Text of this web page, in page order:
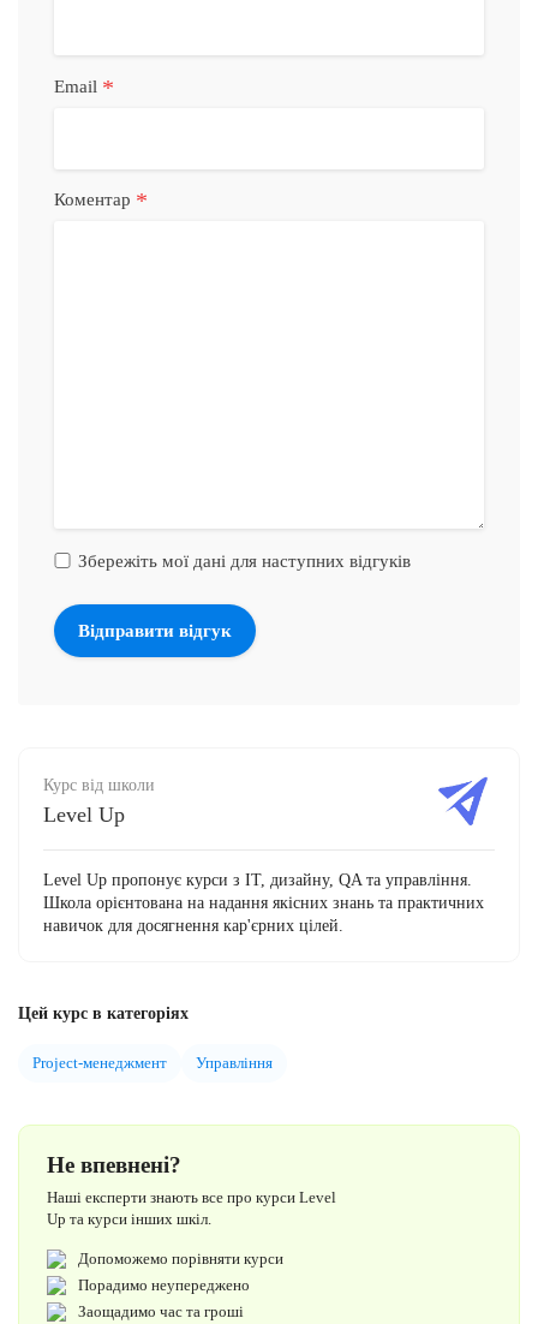
Email *
Коментар *
Збережіть мої дані для наступних відгуків
Курс від школи
Level Up
Level Up пропонує курси з ІТ, дизайну, QA та управління.
Школа орієнтована на надання якісних знань та практичних
навичок для досягнення кар'єрних цілей.
Цей курс в категоріях
Project-менеджмент Управління
Не впевнені?
Наші експерти знають все про курси Level
Up та курси інших шкіл.
Допоможемо порівняти курси
Порадимо неупереджено
Заощадимо час та гроші